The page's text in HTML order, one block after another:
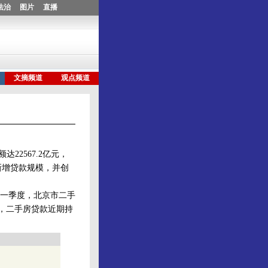
22567.2亿元，
贷款规模，并创
季度，北京市二手
二手房贷款近期持